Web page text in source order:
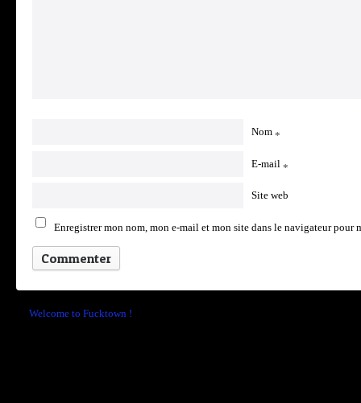
Nom *
E-mail *
Site web
Enregistrer mon nom, mon e-mail et mon site dans le navigateur pour
Welcome to Fucktown !